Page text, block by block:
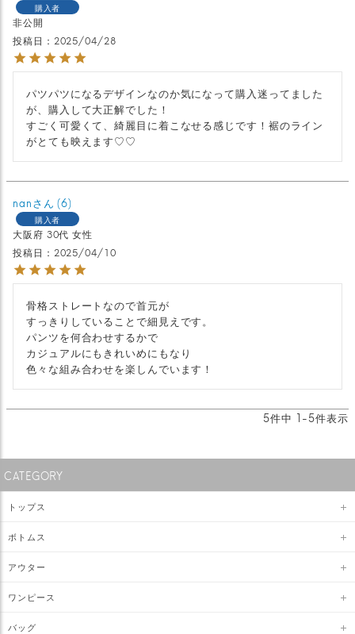
購入者
非公開
投稿日
2025/04/28
パツパツになるデザインなのか気になって購入迷ってました
が、購入して大正解でした！
すごく可愛くて、綺麗目に着こなせる感じです！裾のライン
がとても映えます♡♡
nan 6
購入者
大阪府 30代 女性
投稿日
2025/04/10
骨格ストレートなので首元が
すっきりしていることで細見えです。
パンツを何合わせするかで
カジュアルにもきれいめにもなり
色々な組み合わせを楽しんでいます！
5件中 1 -5件表示
CATEGORY
トップス
ボトムス
アウター
ワンピース
バッグ